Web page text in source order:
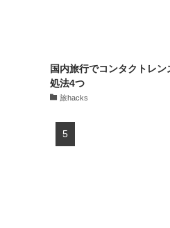
国内旅行でコンタクトレ
処法4つ
旅hacks